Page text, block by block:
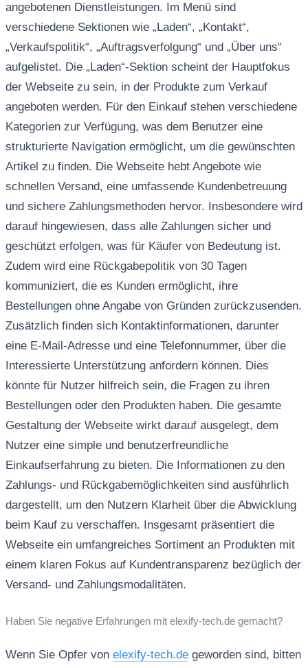
angebotenen Dienstleistungen. Im Menü sind
verschiedene Sektionen wie „Laden“, „Kontakt“,
„Verkaufspolitik“, „Auftragsverfolgung“ und „Über uns“
aufgelistet. Die „Laden“-Sektion scheint der Hauptfokus
der Webseite zu sein, in der Produkte zum Verkauf
angeboten werden. Für den Einkauf stehen verschiedene
Kategorien zur Verfügung, was dem Benutzer eine
strukturierte Navigation ermöglicht, um die gewünschten
Artikel zu finden. Die Webseite hebt Angebote wie
schnellen Versand, eine umfassende Kundenbetreuung
und sichere Zahlungsmethoden hervor. Insbesondere wird
darauf hingewiesen, dass alle Zahlungen sicher und
geschützt erfolgen, was für Käufer von Bedeutung ist.
Zudem wird eine Rückgabepolitik von 30 Tagen
kommuniziert, die es Kunden ermöglicht, ihre
Bestellungen ohne Angabe von Gründen zurückzusenden.
Zusätzlich finden sich Kontaktinformationen, darunter
eine E-Mail-Adresse und eine Telefonnummer, über die
Interessierte Unterstützung anfordern können. Dies
könnte für Nutzer hilfreich sein, die Fragen zu ihren
Bestellungen oder den Produkten haben. Die gesamte
Gestaltung der Webseite wirkt darauf ausgelegt, dem
Nutzer eine simple und benutzerfreundliche
Einkaufserfahrung zu bieten. Die Informationen zu den
Zahlungs- und Rückgabemöglichkeiten sind ausführlich
dargestellt, um den Nutzern Klarheit über die Abwicklung
beim Kauf zu verschaffen. Insgesamt präsentiert die
Webseite ein umfangreiches Sortiment an Produkten mit
einem klaren Fokus auf Kundentransparenz bezüglich der
Versand- und Zahlungsmodalitäten.
Haben Sie negative Erfahrungen mit elexify-tech.de gemacht?
Wenn Sie Opfer von elexify-tech.degeworden sind, bitten